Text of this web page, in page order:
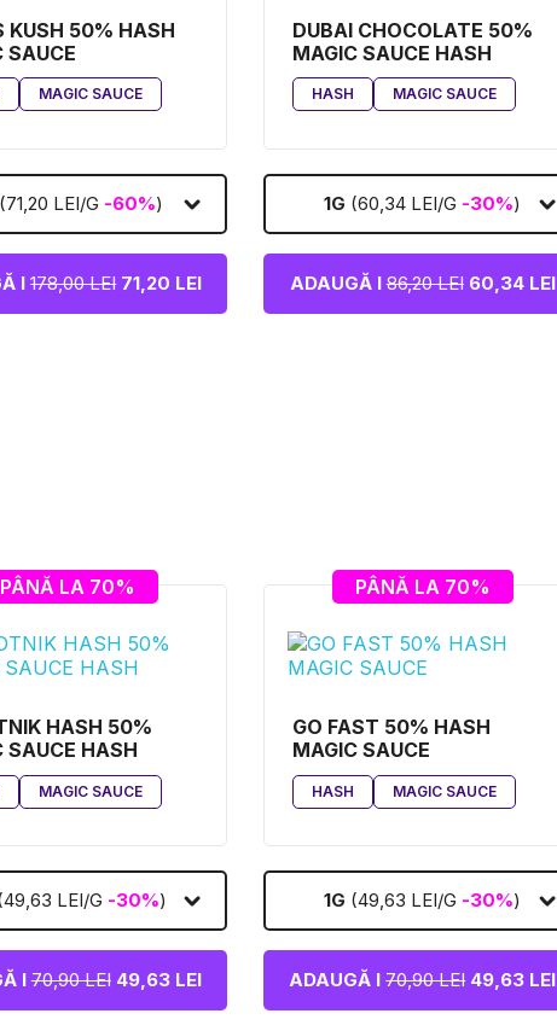
KUSH 50% HASH
SAUCE
MAGIC SAUCE
(71,20 LEI/G -60%)
I178,00 LEI71,20 LEI
DUBAI CHOCOLATE 50%
MAGIC SAUCE HASH
HASH MAGIC SAUCE
1G (60,34 LEI/G -30%)
ADAUGĂ I86,20 LEI60,34 LEI
PÂNĂ LA 70%
HASH 50%
SAUCE HASH
MAGIC SAUCE
LEI/G -30%)
I70,90 LEI49,63 LEI
PÂNĂ LA 70%
GO FAST 50% HASH
MAGIC SAUCE
HASH MAGIC SAUCE
1G (49,63 LEI/G -30%)
ADAUGĂ I70,90 LEI49,63 LEI